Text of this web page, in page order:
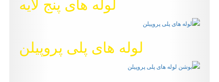
لوله های پنج لایه
لوله های پلی پروپیلن